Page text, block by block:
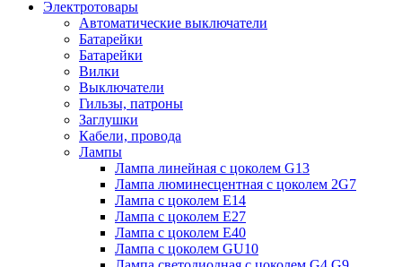
Электротовары
Автоматические выключатели
Батарейки
Батарейки
Вилки
Выключатели
Гильзы, патроны
Заглушки
Кабели, провода
Лампы
Лампа линейная с цоколем G13
Лампа люминесцентная с цоколем 2G7
Лампа с цоколем E14
Лампа с цоколем E27
Лампа с цоколем E40
Лампа с цоколем GU10